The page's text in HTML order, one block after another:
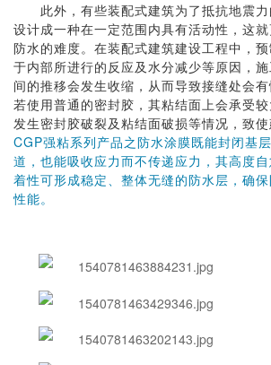
此外，有些装配式建筑为了抵抗地震
设计成一种在一定范围内具有活动性，这
防水的难度。在装配式建筑建设工程中，
于内部所进行的反应及水分减少等原因，
间的推移会发生收缩，从而导致接缝处会有
若使用普通的密封胶，其粘结面上会承受
发生密封胶破裂及粘结面破损等情况，致
CGP强粘系列产品之防水涂膜既能封闭基
道，也能吸收应力而不传递应力，其高度
着性可形成稳定、整体无缝的防水层，确
性能。